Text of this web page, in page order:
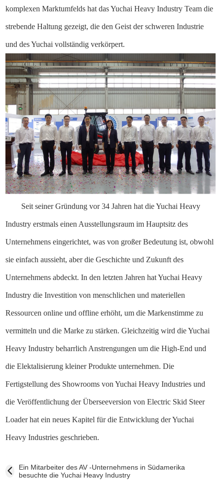
komplexen Marktumfelds hat das Yuchai Heavy Industry Team die
strebende Haltung gezeigt, die den Geist der schweren Industrie
und des Yuchai vollständig verkörpert.
Seit seiner Gründung vor 34 Jahren hat die Yuchai Heavy
Industry erstmals einen Ausstellungsraum im Hauptsitz des
Unternehmens eingerichtet, was von großer Bedeutung ist, obwohl
sie einfach aussieht, aber die Geschichte und Zukunft des
Unternehmens abdeckt. In den letzten Jahren hat Yuchai Heavy
Industry die Investition von menschlichen und materiellen
Ressourcen online und offline erhöht, um die Markenstimme zu
vermitteln und die Marke zu stärken. Gleichzeitig wird die Yuchai
Heavy Industry beharrlich Anstrengungen um die High-End und
die Elektalisierung kleiner Produkte unternehmen. Die
Fertigstellung des Showrooms von Yuchai Heavy Industries und
die Veröffentlichung der Überseeversion von Electric Skid Steer
Loader hat ein neues Kapitel für die Entwicklung der Yuchai
Heavy Industries geschrieben.
Ein Mitarbeiter des AV -Unternehmens in Südamerika
besuchte die Yuchai Heavy Industry